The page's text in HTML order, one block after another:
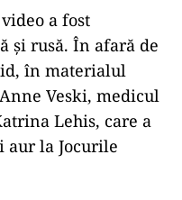
a fost
și rusă. În afară de
în materialul
Veski, medicul
Lehis, care a
aur la Jocurile